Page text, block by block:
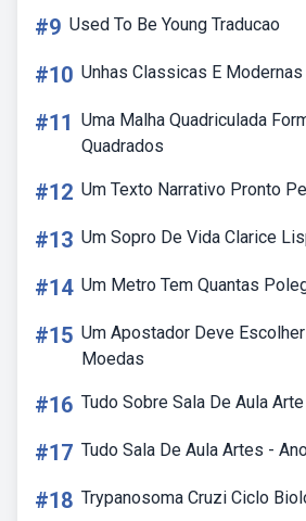
#9 Used To Be Young Traducao
#10 Unhas Classicas E Modernas
#11 Uma Malha Quadriculada
Quadrados
#12 Um Texto Narrativo Pronto
#13 Um Sopro De Vida Clarice
#14 Um Metro Tem Quantas
#15 Um Apostador Deve
Moedas
#16 Tudo Sobre Sala De Aula Arte
#17 Tudo Sala De Aula Artes -
#18 Trypanosoma Cruzi Ciclo